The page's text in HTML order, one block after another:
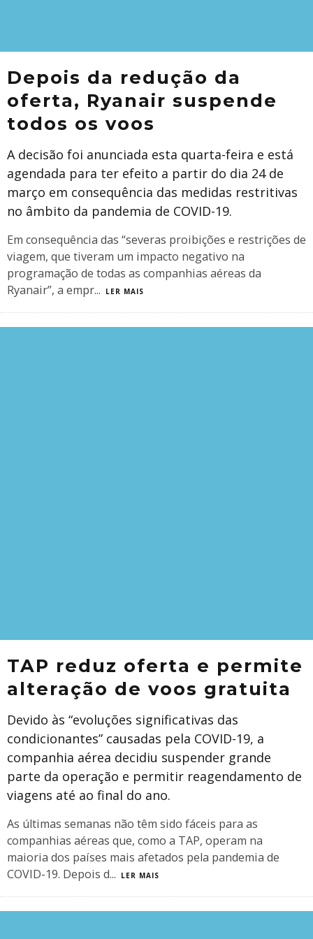
Depois da redução da
oferta, Ryanair suspende
todos os voos
A decisão foi anunciada esta quarta-feira e está
agendada para ter efeito a partir do dia 24 de
março em consequência das medidas restritivas
no âmbito da pandemia de COVID-19.
Em consequência das “severas proibições e restrições de
viagem, que tiveram um impacto negativo na
programação de todas as companhias aéreas da
Ryanair”, a empr... LER MAIS
TAP reduz oferta e permite
alteração de voos gratuita
Devido às “evoluções significativas das
condicionantes” causadas pela COVID-19, a
companhia aérea decidiu suspender grande
parte da operação e permitir reagendamento de
viagens até ao final do ano.
As últimas semanas não têm sido fáceis para as
companhias aéreas que, como a TAP, operam na
maioria dos países mais afetados pela pandemia de
COVID-19. Depois d... LER MAIS